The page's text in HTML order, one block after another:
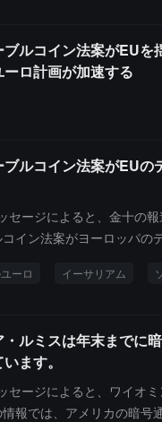
べ、デジタルユーロの開
て分散台帳技術を含むさ
ルコイン法案がEUを
ロ計画が加速する
ルコイン法案がEUの
セージによると、金十の
イン法案がヨーロッパの
。先月、アメリカ合衆国
の計画を再考し、イーサ
チェーン上での運用を検
ーロ イーサリアム
ルミスは年末までに
ます。
セージによると、ワイオ
報では、アメリカの暗号